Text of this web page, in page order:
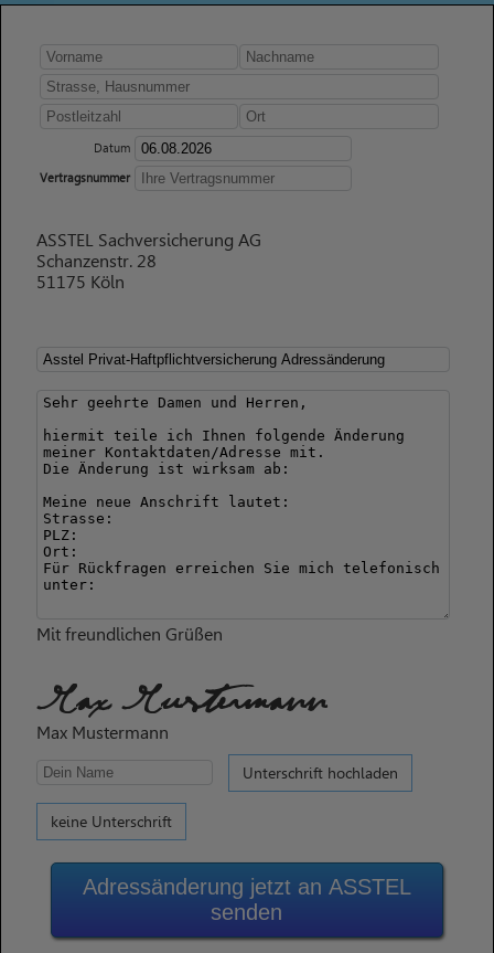
Datum
Vertragsnummer
ASSTEL Sachversicherung AG
Schanzenstr. 28
51175 Köln
Mit freundlichen Grüßen
Max Mustermann
Max Mustermann
Unterschrift hochladen
keine Unterschrift
Adressänderung jetzt an ASSTEL
senden